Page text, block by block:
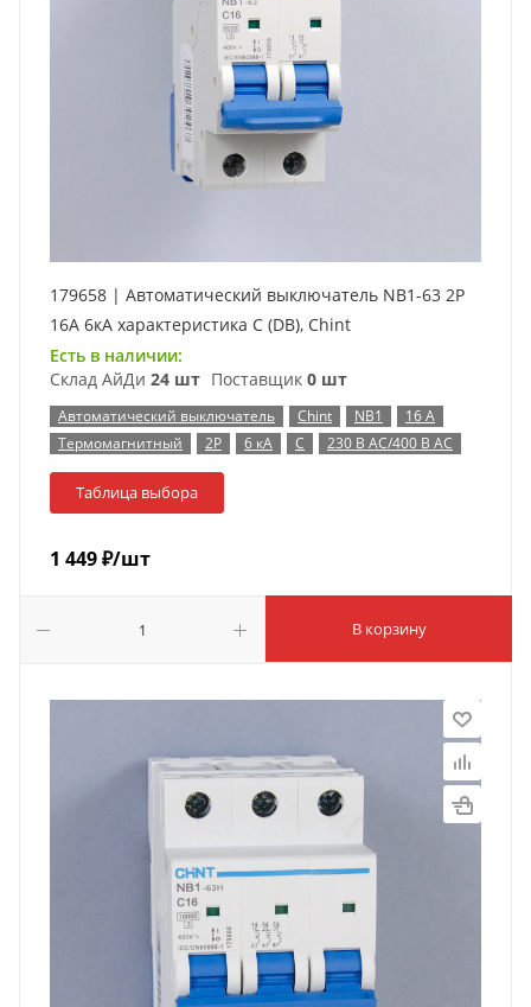
179658 | Автоматический выключатель NB1-63 2P
16А 6кА характеристика C (DB), Chint
Есть в наличии:
Склад АйДи 24 шт Поставщик 0 шт
Автоматический выключатель Chint NB1
16 А
Термомагнитный
2P 6 кА C 230 В AC/400 В AC
Таблица выбора
1 449₽/шт
В корзину